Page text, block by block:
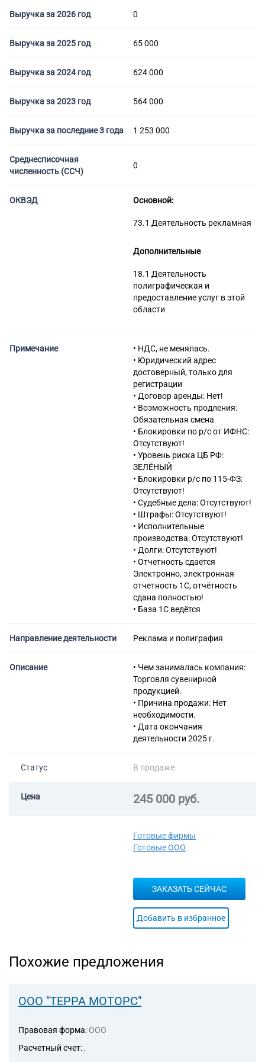
Выручка за 2026 год 0
Выручка за 2025 год 65 000
Выручка за 2024 год 624 000
Выручка за 2023 год 564 000
Выручка за последние 3 года 1 253 000
Среднесписочная
численность (ССЧ)
0
ОКВЭД Основной:
73.1 Деятельность рекламная
Дополнительные
18.1 Деятельность
полиграфическая и
предоставление услуг в этой
области
Примечание
• НДС, не менялась.
• Юридический адрес
достоверный, только для
регистрации
• Договор аренды: Нет!
• Возможность продления:
Обязательная смена
• Блокировки по р/с от ИФНС:
Отсутствуют!
• Уровень риска ЦБ РФ:
ЗЕЛЁНЫЙ
• Блокировки р/с по 115-ФЗ:
Отсутствуют!
• Судебные дела: Отсутствуют!
• Штрафы: Отсутствуют!
• Исполнительные
производства: Отсутствуют!
• Долги: Отсутствуют!
• Отчетность сдается
Электронно, электронная
отчетность 1С, отчётность
сдана полностью!
• База 1С ведётся
Направление деятельности Реклама и полиграфия
Описание
• Чем занималась компания:
Торговля сувенирной
продукцией.
• Причина продажи: Нет
необходимости.
• Дата окончания
деятельности 2025 г.
Статус В продаже
Цена 245 000 руб.
Готовые фирмы
Готовые ООО
ЗАКАЗАТЬ СЕЙЧАС
Добавить в избранное
Похожие предложения
ООО "ТЕРРА МОТОРС"
Правовая форма: ООО
Расчетный счет: ,